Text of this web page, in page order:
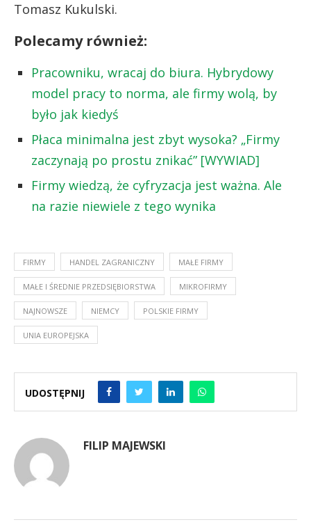
Tomasz Kukulski.
Polecamy również:
Pracowniku, wracaj do biura. Hybrydowy
model pracy to norma, ale firmy wolą, by
było jak kiedyś
Płaca minimalna jest zbyt wysoka? „Firmy
zaczynają po prostu znikać” [WYWIAD]
Firmy wiedzą, że cyfryzacja jest ważna. Ale
na razie niewiele z tego wynika
FIRMY HANDEL ZAGRANICZNY MAŁE FIRMY
MAŁE I ŚREDNIE PRZEDSIĘBIORSTWA MIKROFIRMY
NAJNOWSZE NIEMCY POLSKIE FIRMY
UNIA EUROPEJSKA
UDOSTĘPNIJ
FILIP MAJEWSKI